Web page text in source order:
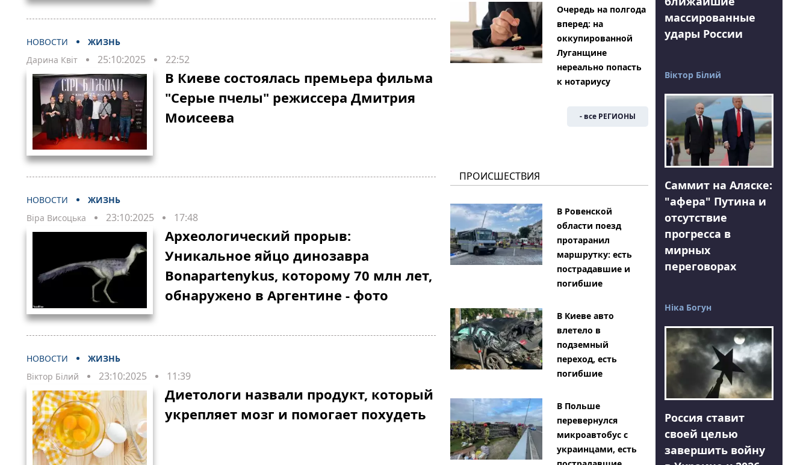
НОВОСТИ
ЖИЗНЬ
Дарина Квіт
25:10:2025 22:52
В Киеве состоялась премьера фильма
"Серые пчелы" режиссера Дмитрия
Моисеева
НОВОСТИ
ЖИЗНЬ
Віра Висоцька
23:10:2025 17:48
Археологический прорыв:
Уникальное яйцо динозавра
Bonapartenykus, которому 70 млн лет,
обнаружено в Аргентине - фото
НОВОСТИ
ЖИЗНЬ
Віктор Білий
23:10:2025 11:39
Диетологи назвали продукт, который
укрепляет мозг и помогает похудеть
Очередь на полгода
вперед: на
оккупированной
Луганщине
нереально попасть
к нотариусу
- все РЕГИОНЫ
ПРОИСШЕСТВИЯ
В Ровенской
области поезд
протаранил
маршрутку: есть
пострадавшие и
погибшие
В Киеве авто
влетело в
подземный
переход, есть
погибшие
В Польше
перевернулся
микроавтобус с
украинцами, есть
массированные
удары России
Віктор Білий
Саммит на Аляске:
"афера" Путина и
отсутствие
прогресса в
мирных
переговорах
Ніка Богун
Россия ставит
своей целью
завершить войну